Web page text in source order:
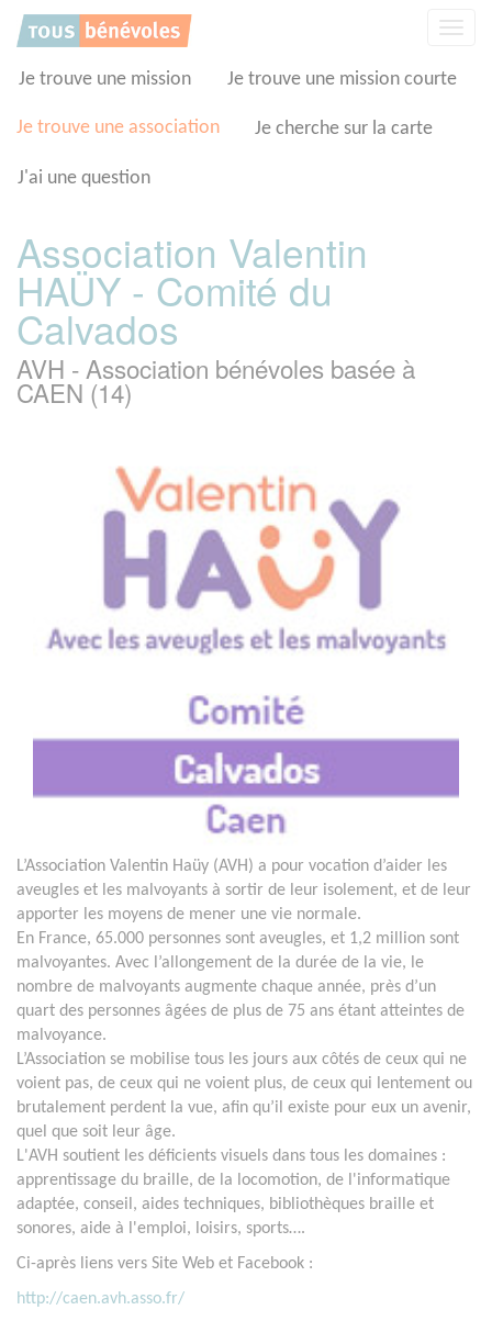
Je trouve une mission Je trouve une mission courte
Je trouve une association Je cherche sur la carte
J'ai une question
Association Valentin
HAÜY - Comité du
Calvados
AVH - Association bénévoles basée à
CAEN (14)
L’Association Valentin Haüy (AVH) a pour vocation d’aider les
aveugles et les malvoyants à sortir de leur isolement, et de leur
apporter les moyens de mener une vie normale.
En France, 65.000 personnes sont aveugles, et 1,2 million sont
malvoyantes. Avec l’allongement de la durée de la vie, le
nombre de malvoyants augmente chaque année, près d’un
quart des personnes âgées de plus de 75 ans étant atteintes de
malvoyance.
L’Association se mobilise tous les jours aux côtés de ceux qui ne
voient pas, de ceux qui ne voient plus, de ceux qui lentement ou
brutalement perdent la vue, afin qu’il existe pour eux un avenir,
quel que soit leur âge.
L'AVH soutient les déficients visuels dans tous les domaines :
apprentissage du braille, de la locomotion, de l'informatique
adaptée, conseil, aides techniques, bibliothèques braille et
sonores, aide à l'emploi, loisirs, sports….
Ci-après liens vers Site Web et Facebook :
http://caen.avh.asso.fr/
Panneau de gestion des cookies